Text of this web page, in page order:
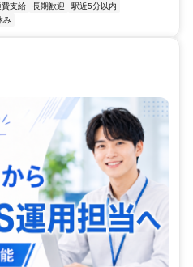
費支給 長期歓迎
駅近5分以内
み